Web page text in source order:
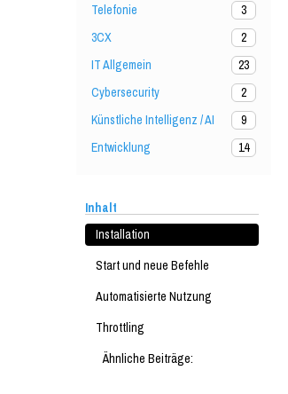
Telefonie
3
3CX
2
IT Allgemein
23
Cybersecurity
2
Künstliche Intelligenz / AI
9
Entwicklung
14
Inhalt
Installation
Start und neue Befehle
Automatisierte Nutzung
Throttling
Ähnliche Beiträge: